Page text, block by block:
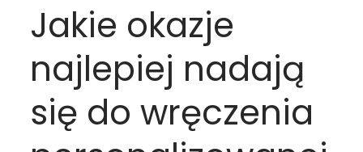
Jakie okazje
najlepiej nadają
się do wręczenia